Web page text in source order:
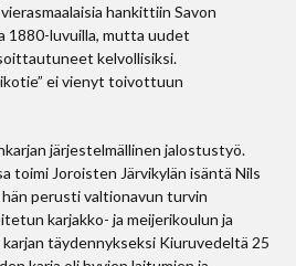
hankittiin Savon
1880-luvuilla, mutta uudet
kelvollisiksi.
ei vienyt toivottuun
järjestelmällinen jalostustyö.
toimi Joroisten Järvikylän isäntä Nils
perusti valtionavun turvin
karjakko- ja meijerikoulun ja
täydennykseksi Kiuruvedeltä 25